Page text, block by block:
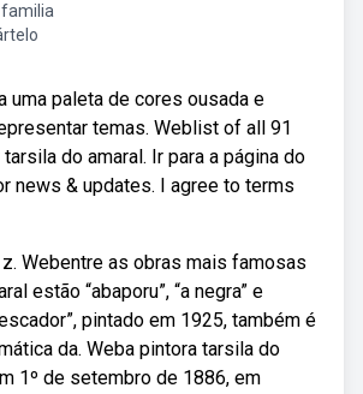
uma paleta de cores ousada e
temas. Weblist of all 91
do amaral. Ir para a página do
news & updates. I agree to terms
Webentre as obras mais famosas
estão “abaporu”, “a negra” e
pintado em 1925, também é
da. Weba pintora tarsila do
1º de setembro de 1886, em